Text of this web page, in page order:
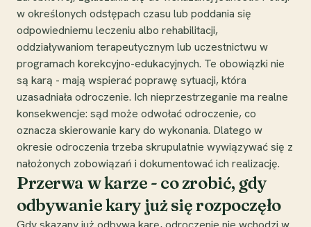
w określonych odstępach czasu lub poddania się
odpowiedniemu leczeniu albo rehabilitacji,
oddziaływaniom terapeutycznym lub uczestnictwu w
programach korekcyjno-edukacyjnych. Te obowiązki nie
są karą - mają wspierać poprawę sytuacji, która
uzasadniała odroczenie. Ich nieprzestrzeganie ma realne
konsekwencje: sąd może odwołać odroczenie, co
oznacza skierowanie kary do wykonania. Dlatego w
okresie odroczenia trzeba skrupulatnie wywiązywać się z
nałożonych zobowiązań i dokumentować ich realizację.
Przerwa w karze - co zrobić, gdy
odbywanie kary już się rozpoczęło